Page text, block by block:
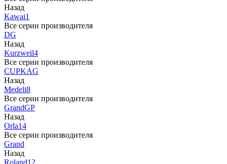
Назад
Kawai1
Все серии производителя
DG
Назад
Kurzweil4
Все серии производителя
CUPKAG
Назад
Medeli8
Все серии производителя
GrandGP
Назад
Orla14
Все серии производителя
Grand
Назад
Roland12